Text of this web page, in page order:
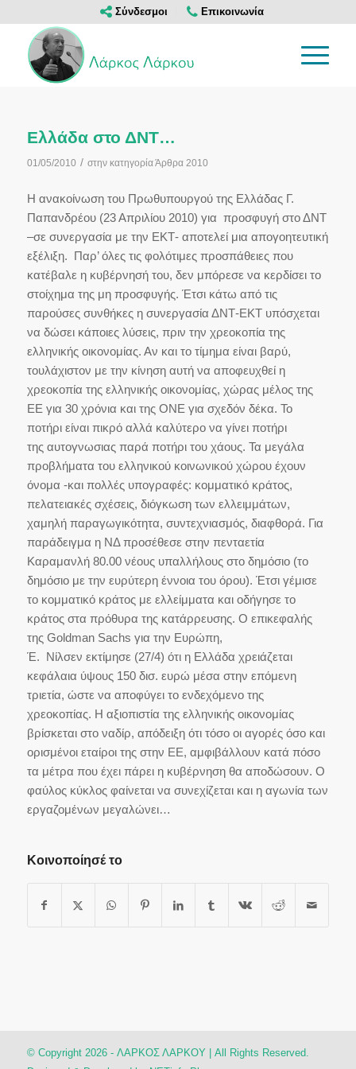
Σύνδεσμοι Επικοινωνία
Ελλάδα στο ΔΝΤ…
01/05/2010 / στην κατηγορίαΆρθρα 2010
Η ανακοίνωση του Πρωθυπουργού της Ελλάδας Γ.
Παπανδρέου (23 Απριλίου 2010) για προσφυγή στο ΔΝΤ
–σε συνεργασία με την ΕΚΤ- αποτελεί μια απογοητευτική
εξέλιξη. Παρ’ όλες τις φολότιμεςπροσπάθειες που
κατέβαλε η κυβέρνησή του, δεν μπόρεσε να κερδίσει το
στοίχημα της μη προσφυγής. Έτσι κάτω από τις
παρούσες συνθήκες η συνεργασία ΔΝΤ-ΕΚΤ υπόσχεται
να δώσει κάποιες λύσεις, πριν την χρεοκοπία της
ελληνικής οικονομίας. Αν και το τίμημα είναι βαρύ,
τουλάχιστον με την κίνηση αυτή να αποφευχθεί η
χρεοκοπία της ελληνικής οικονομίας, χώρας μέλος της
ΕΕ για 30 χρόνια και της ΟΝΕ για σχεδόν δέκα. Το
ποτήρι είναι πικρό αλλά καλύτερο να γίνει ποτήρι
της αυτογνωσιαςπαρά ποτήρι του χάους. Τα μεγάλα
προβλήματα του ελληνικού κοινωνικού χώρου έχουν
όνομα -και πολλές υπογραφές: κομματικό κράτος,
πελατειακές σχέσεις, διόγκωση των ελλειμμάτων,
χαμηλή παραγωγικότητα, συντεχνιασμός, διαφθορά. Για
παράδειγμα η ΝΔ προσέθεσε στην πενταετία
Καραμανλή 80.00 νέους υπαλλήλους στο δημόσιο (το
δημόσιο με την ευρύτερη έννοια του όρου). Έτσι γέμισε
το κομματικό κράτος με ελλείμματα και οδήγησε το
κράτος στα πρόθυρα της κατάρρευσης. Ο επικεφαλής
της Goldman Sachs για την Ευρώπη,
Έ. Νίλσεν εκτίμησε (27/4) ότι η Ελλάδα χρειάζεται
κεφάλαια ύψους 150 δισ. ευρώ μέσα στην επόμενη
τριετία, ώστε να αποφύγει το ενδεχόμενο της
χρεοκοπίας. Η αξιοπιστία της ελληνικής οικονομίας
βρίσκεται στο ναδίρ, απόδειξη ότι τόσο οι αγορές όσο και
ορισμένοι εταίροι της στην ΕΕ, αμφιβάλλουν κατά πόσο
τα μέτρα που έχει πάρει η κυβέρνηση θα αποδώσουν. Ο
φαύλος κύκλος φαίνεται να συνεχίζεται και η αγωνία των
εργαζομένων μεγαλώνει…
Κοινοποίησέ το
© Copyright 2026 - ΛΑΡΚΟΣ ΛΑΡΚΟΥ | All Rights Reserved.